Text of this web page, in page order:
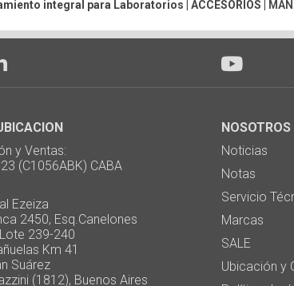
integral para Laboratorios | ACCESORIOS
y Ventas:
(C1056ABK) CABA
Ezeiza
2450, Esq.Canelones
239-240
Km 41
Suárez
(1812), Buenos Aires
NOSOTROS
Noticias
Notas
Servicio
Marcas
SALE
Ubicación y